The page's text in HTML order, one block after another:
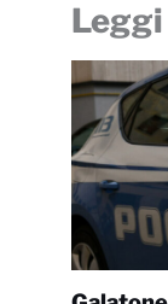
Leggi